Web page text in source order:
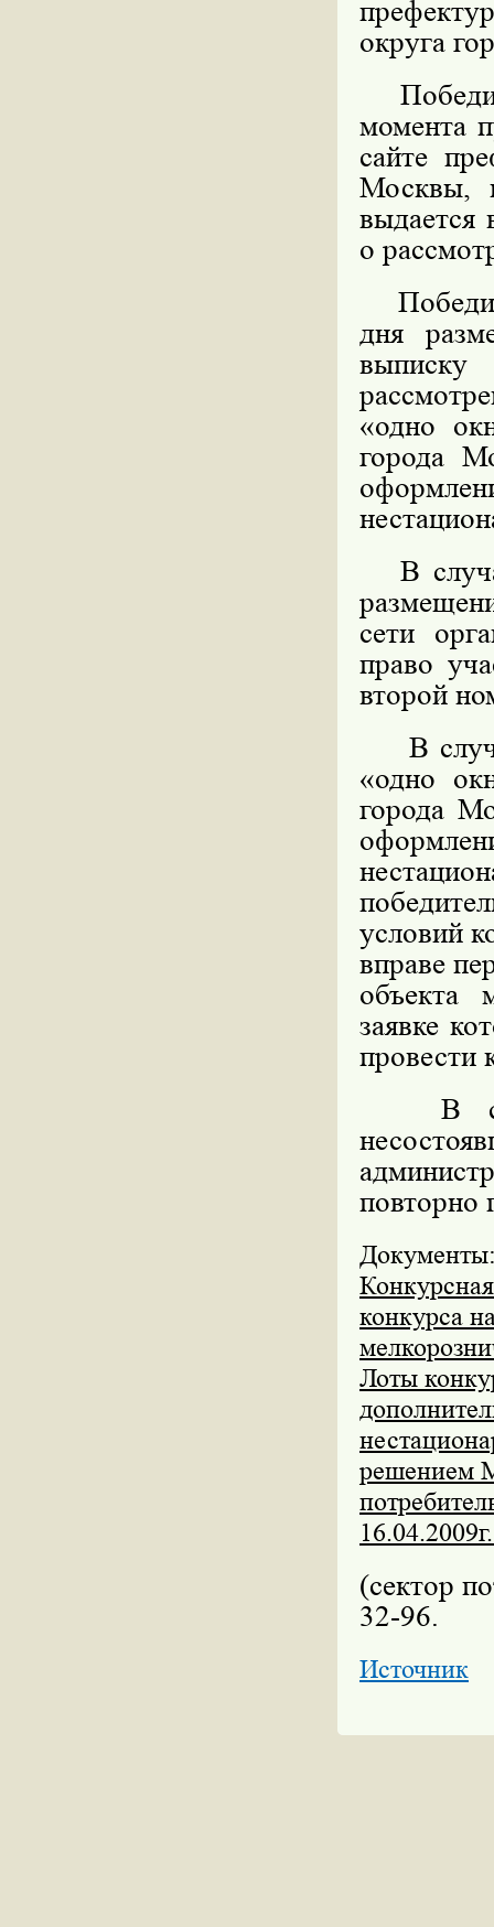
округа
момента
сайте
Москвы,
выдается
о
дня
«одно
города
В
сети
право
второй
В
«одно
города
условий
вправе
объекта
заявке
провести
В
повторно
конкурса
Лоты
решением
(сектор
32-96.
Источник